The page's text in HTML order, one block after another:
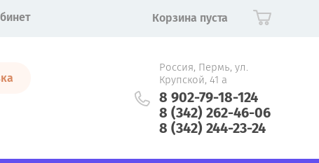
Корзина пуста
Россия, Пермь, ул.
Крупской, 41 а
8 902-79-18-124
8 (342) 262-46-06
8 (342) 244-23-24